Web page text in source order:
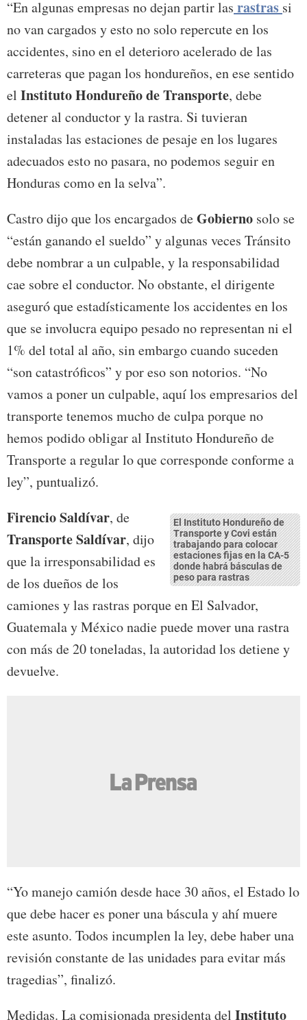
“En algunas empresas no dejan partir las rastras si
no van cargados y esto no solo repercute en los
accidentes, sino en el deterioro acelerado de las
carreteras que pagan los hondureños, en ese sentido
el Instituto Hondureño de Transporte, debe
detener al conductor y la rastra. Si tuvieran
instaladas las estaciones de pesaje en los lugares
adecuados esto no pasara, no podemos seguir en
Honduras como en la selva”.
Castro dijo que los encargados deGobierno solo se
“están ganando el sueldo” y algunas veces Tránsito
debe nombrar a un culpable, y la responsabilidad
cae sobre el conductor. No obstante, el dirigente
aseguró que estadísticamente los accidentes en los
que se involucra equipo pesado no representan ni el
1% del total al año, sin embargo cuando suceden
“son catastróficos” y por eso son notorios. “No
vamos a poner un culpable, aquí los empresarios del
transporte tenemos mucho de culpa porque no
hemos podido obligar al Instituto Hondureño de
Transporte a regular lo que corresponde conforme a
ley”, puntualizó.
El Instituto Hondureño de
Transporte y Covi están
trabajando para colocar
estaciones fijas en la CA-5
donde habrá básculas de
peso para rastras
Firencio Saldívar, de
Transporte Saldívar, dijo
que la irresponsabilidad es
de los dueños de los
camiones y las rastras porque en El Salvador,
Guatemala y México nadie puede mover una rastra
con más de 20 toneladas, la autoridad los detiene y
devuelve.
“Yo manejo camión desde hace 30 años, el Estado lo
que debe hacer es poner una báscula y ahí muere
este asunto. Todos incumplen la ley, debe haber una
revisión constante de las unidades para evitar más
tragedias”, finalizó.
Medidas. La comisionada presidenta del Instituto